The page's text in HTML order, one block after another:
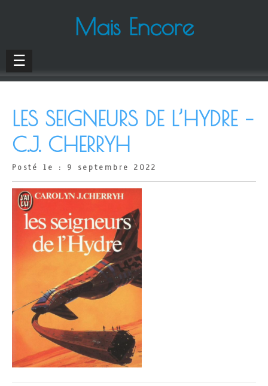
Mais Encore
☰
LES SEIGNEURS DE L’HYDRE –
C.J. CHERRYH
Posté le : 9 septembre 2022